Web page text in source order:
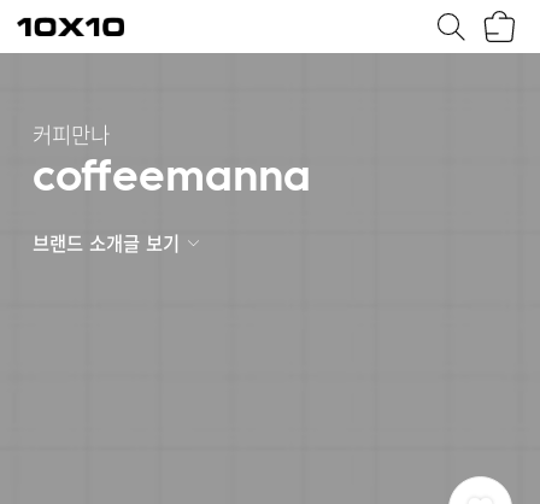
텐
바
커피만나
coffeemanna
브랜드 소개글 보기